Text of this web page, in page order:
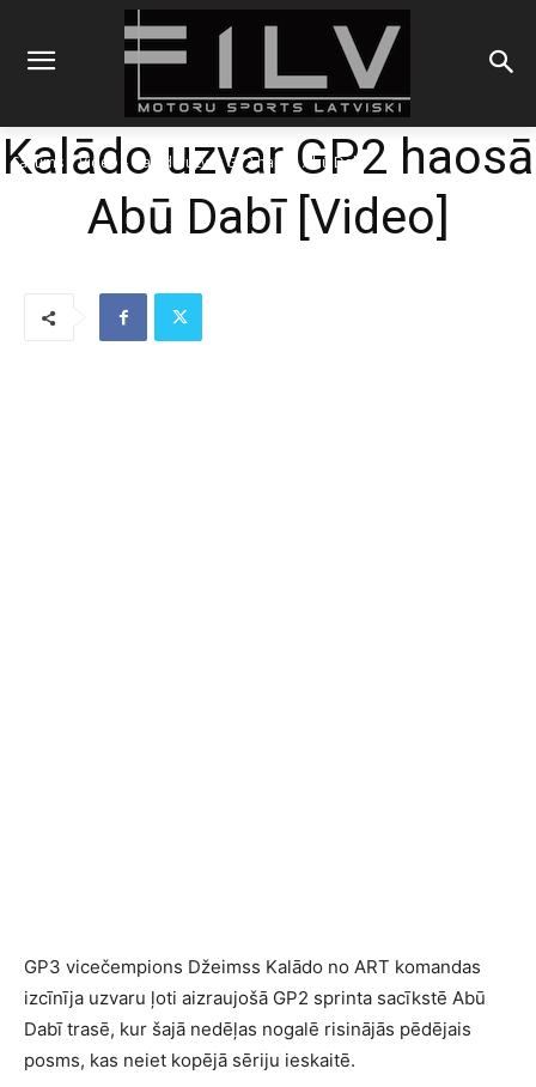
Sākums Video Kalādo uzvar GP2 haosā Abū Dabī
Kalādo uzvar GP2 haosā
Abū Dabī [Video]
GP3 vicečempions Džeimss Kalādo no ART komandas
izcīnīja uzvaru ļoti aizraujošā GP2 sprinta sacīkstē Abū
Dabī trasē, kur šajā nedēļas nogalē risinājās pēdējais
posms, kas neiet kopējā sēriju ieskaitē.